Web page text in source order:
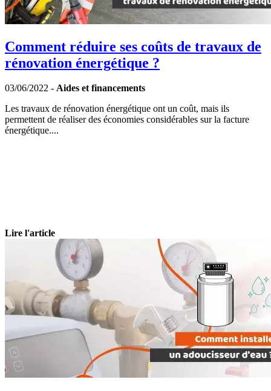
Comment réduire ses coûts de travaux de
rénovation énergétique ?
03/06/2022 - Aides et financements
Les travaux de rénovation énergétique ont un coût, mais ils
permettent de réaliser des économies considérables sur la facture
énergétique....
Lire l'article